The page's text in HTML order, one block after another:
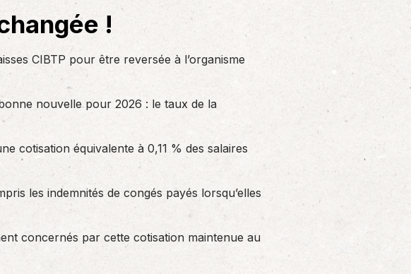
vous…
Solutions informatiques
Notre volonté de renforcer l’autonomie
de nos adhérents dans la tenue de leur
comptabilité et le…
!
CIBTP pour être reversée à l’organisme
nouvelle pour 2026 : le taux de la
cotisation équivalente à 0,11 % des salaires
les indemnités de congés payés lorsqu’elles
concernés par cette cotisation maintenue au